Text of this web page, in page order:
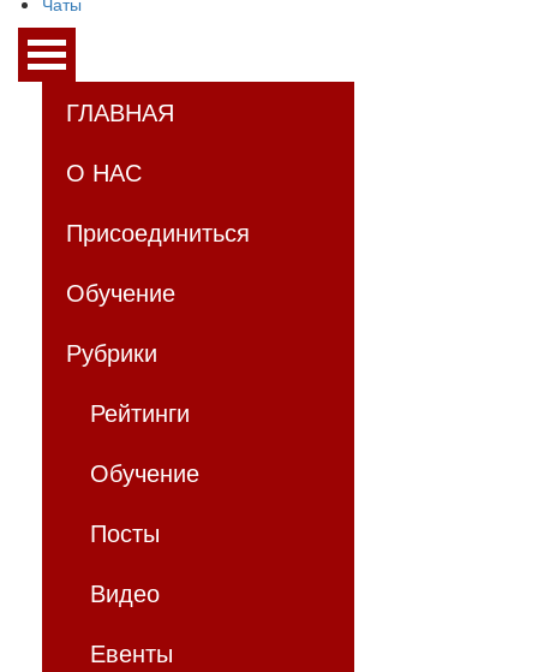
ГЛАВНАЯ
О НАС
Присоединиться
Обучение
Рубрики
Рейтинги
Обучение
Посты
Видео
Евенты